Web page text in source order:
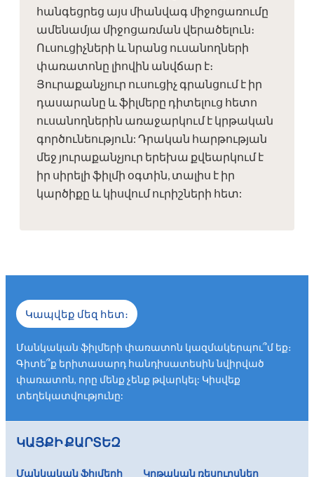
հանգեցրեց այս միանվագ միջոցառումը
ամենամյա միջոցառման վերածելուն։
Ուսուցիչների և նրանց ուսանողների
փառատոնը լիովին անվճար է։
Յուրաքանչյուր ուսուցիչ գրանցում է իր
դասարանը և ֆիլմերը դիտելուց հետո
ուսանողներին առաջարկում է կրթական
գործունեություն: Դրական հարթության
մեջ յուրաքանչյուր երեխա քվեարկում է
իր սիրելի ֆիլմի օգտին, տալիս է իր
կարծիքը և կիսվում ուրիշների հետ:
Կապվեք մեզ հետ։
Մանկական ֆիլմերի փառատոն կազմակերպու՞մ եք։
Գիտե՞ք երիտասարդ հանդիսատեսին նվիրված
փառատոն, որը մենք չենք թվարկել: Կիսվեք
տեղեկատվությունը:
ԿԱՅՔԻ ՔԱՐՏԵԶ
Մանկական ֆիլմերի
Կրթական ռեսուրսներ